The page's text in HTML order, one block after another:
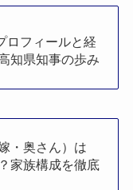
ロフィールと経
知県知事の歩み
・奥さん）は
家族構成を徹底